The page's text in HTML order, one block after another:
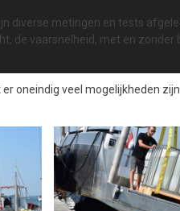
diverse metingen en tests
de vaarsnelheid, met en zonder
oneindig veel mogelijkheden